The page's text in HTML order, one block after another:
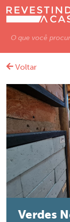
Voltar
Verdes